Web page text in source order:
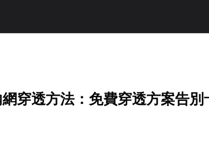
穿透方法：免費穿透方案告別